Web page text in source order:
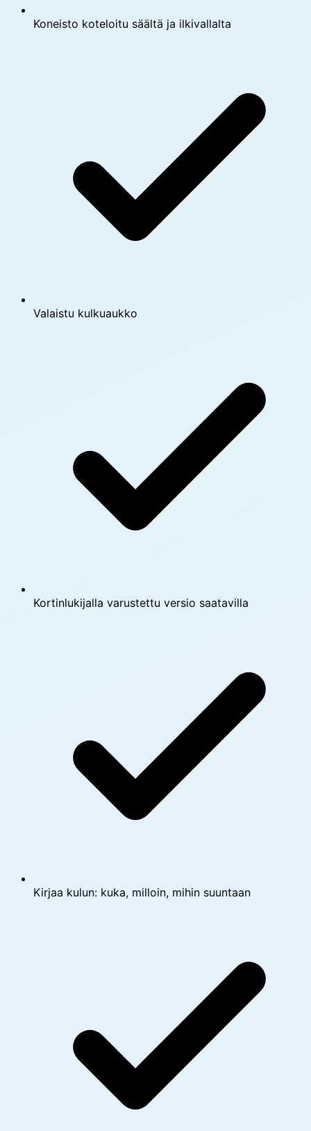
Koneisto koteloitu säältä ja ilkivallalta
Valaistu kulkuaukko
Kortinlukijalla varustettu versio saatavilla
Kirjaa kulun: kuka, milloin, mihin suuntaan